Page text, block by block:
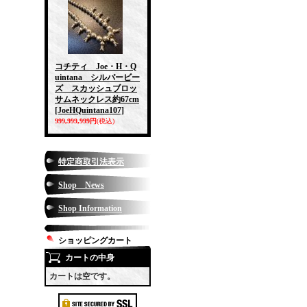
コチティ Joe・H・Q
uintana シルバービー
ズ スカッシュブロッ
サムネックレス約67cm
[JoeHQuintana107]
999,999,999円(税込)
特定商取引法表示
Shop News
Shop Information
ショッピングカート
カートの中身
カートは空です。